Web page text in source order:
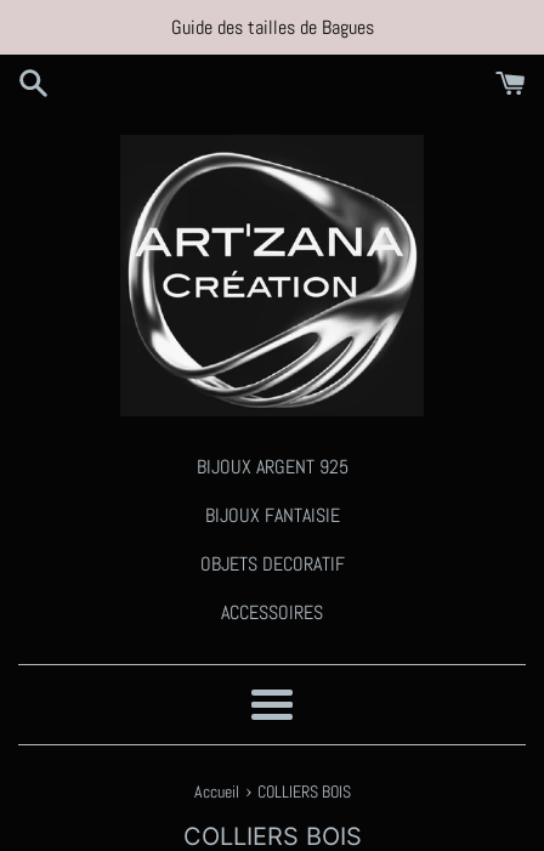
contenu
Guide des tailles de Bagues
BIJOUX ARGENT 925
BIJOUX FANTAISIE
OBJETS DECORATIF
ACCESSOIRES
Menu
Accueil › COLLIERS BOIS
COLLIERS BOIS